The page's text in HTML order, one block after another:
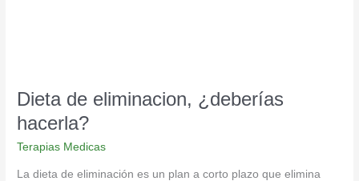
Dieta de eliminacion, ¿deberías
hacerla?
Terapias Medicas
La dieta de eliminación es un plan a corto plazo que elimina